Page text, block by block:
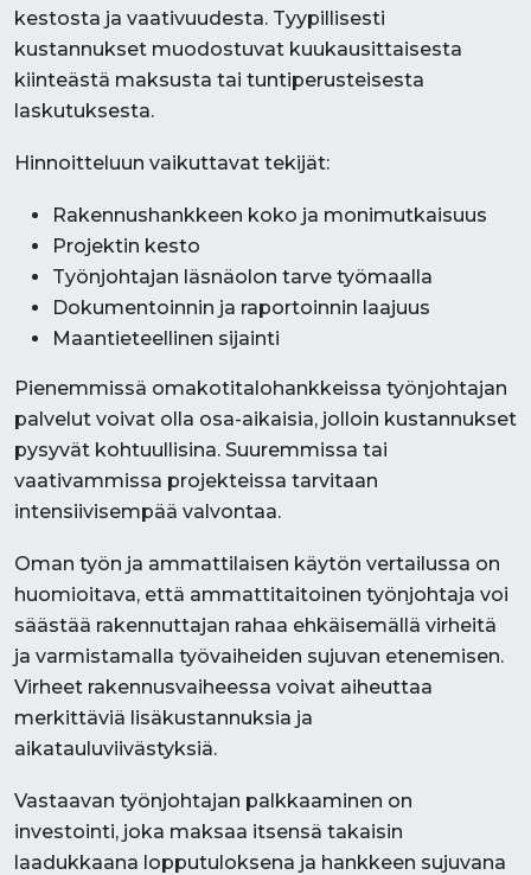
kestosta ja vaativuudesta. Tyypillisesti
kustannukset muodostuvat kuukausittaisesta
kiinteästä maksusta tai tuntiperusteisesta
laskutuksesta.
Hinnoitteluun vaikuttavat tekijät:
Rakennushankkeen koko ja monimutkaisuus
Projektin kesto
Työnjohtajan läsnäolon tarve työmaalla
Dokumentoinnin ja raportoinnin laajuus
Maantieteellinen sijainti
Pienemmissä omakotitalohankkeissa työnjohtajan
palvelut voivat olla osa-aikaisia, jolloin kustannukset
pysyvät kohtuullisina. Suuremmissa tai
vaativammissa projekteissa tarvitaan
intensiivisempää valvontaa.
Oman työn ja ammattilaisen käytön vertailussa on
huomioitava, että ammattitaitoinen työnjohtaja voi
säästää rakennuttajan rahaa ehkäisemällä virheitä
ja varmistamalla työvaiheiden sujuvan etenemisen.
Virheet rakennusvaiheessa voivat aiheuttaa
merkittäviä lisäkustannuksia ja
aikatauluviivästyksiä.
Vastaavan työnjohtajan palkkaaminen on
investointi, joka maksaa itsensä takaisin
laadukkaana lopputuloksena ja hankkeen sujuvana